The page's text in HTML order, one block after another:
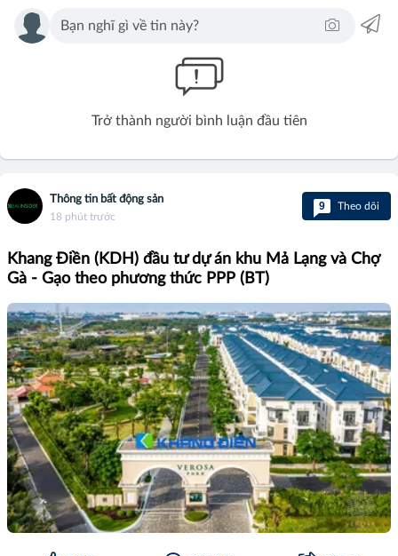
Trở thành người bình luận đầu tiên
Thông tin bất động sản
18 phút trước
9 Theo dõi
Khang Điền (KDH) đầu tư dự án khu Mả Lạng và Chợ
Gà - Gạo theo phương thức PPP (BT)